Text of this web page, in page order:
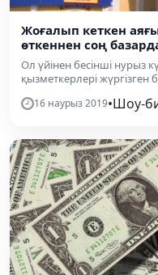
Жоғалып кеткен
өткеннен соң
Ол үйінен бесінші нурыз
қызметкерлері жүргізген
16 наурыз 2019•Шоу-